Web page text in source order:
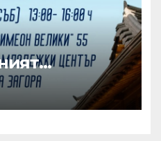
в Стара
на „Ден